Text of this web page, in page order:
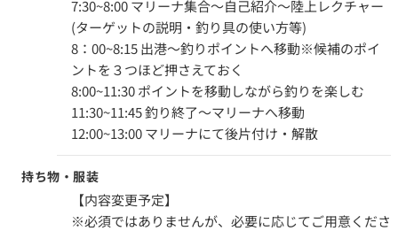
7:30~8:00 マリーナ集合～自己紹介～陸上レクチャー
(ターゲットの説明・釣り具の使い方等)
8：00~8:15 出港～釣りポイントへ移動※候補のポイ
ントを３つほど押さえておく
8:00~11:30 ポイントを移動しながら釣りを楽しむ
11:30~11:45 釣り終了～マリーナへ移動
12:00~13:00 マリーナにて後片付け・解散
持ち物・服装
【内容変更予定】
※必須ではありませんが、必要に応じてご用意くださ